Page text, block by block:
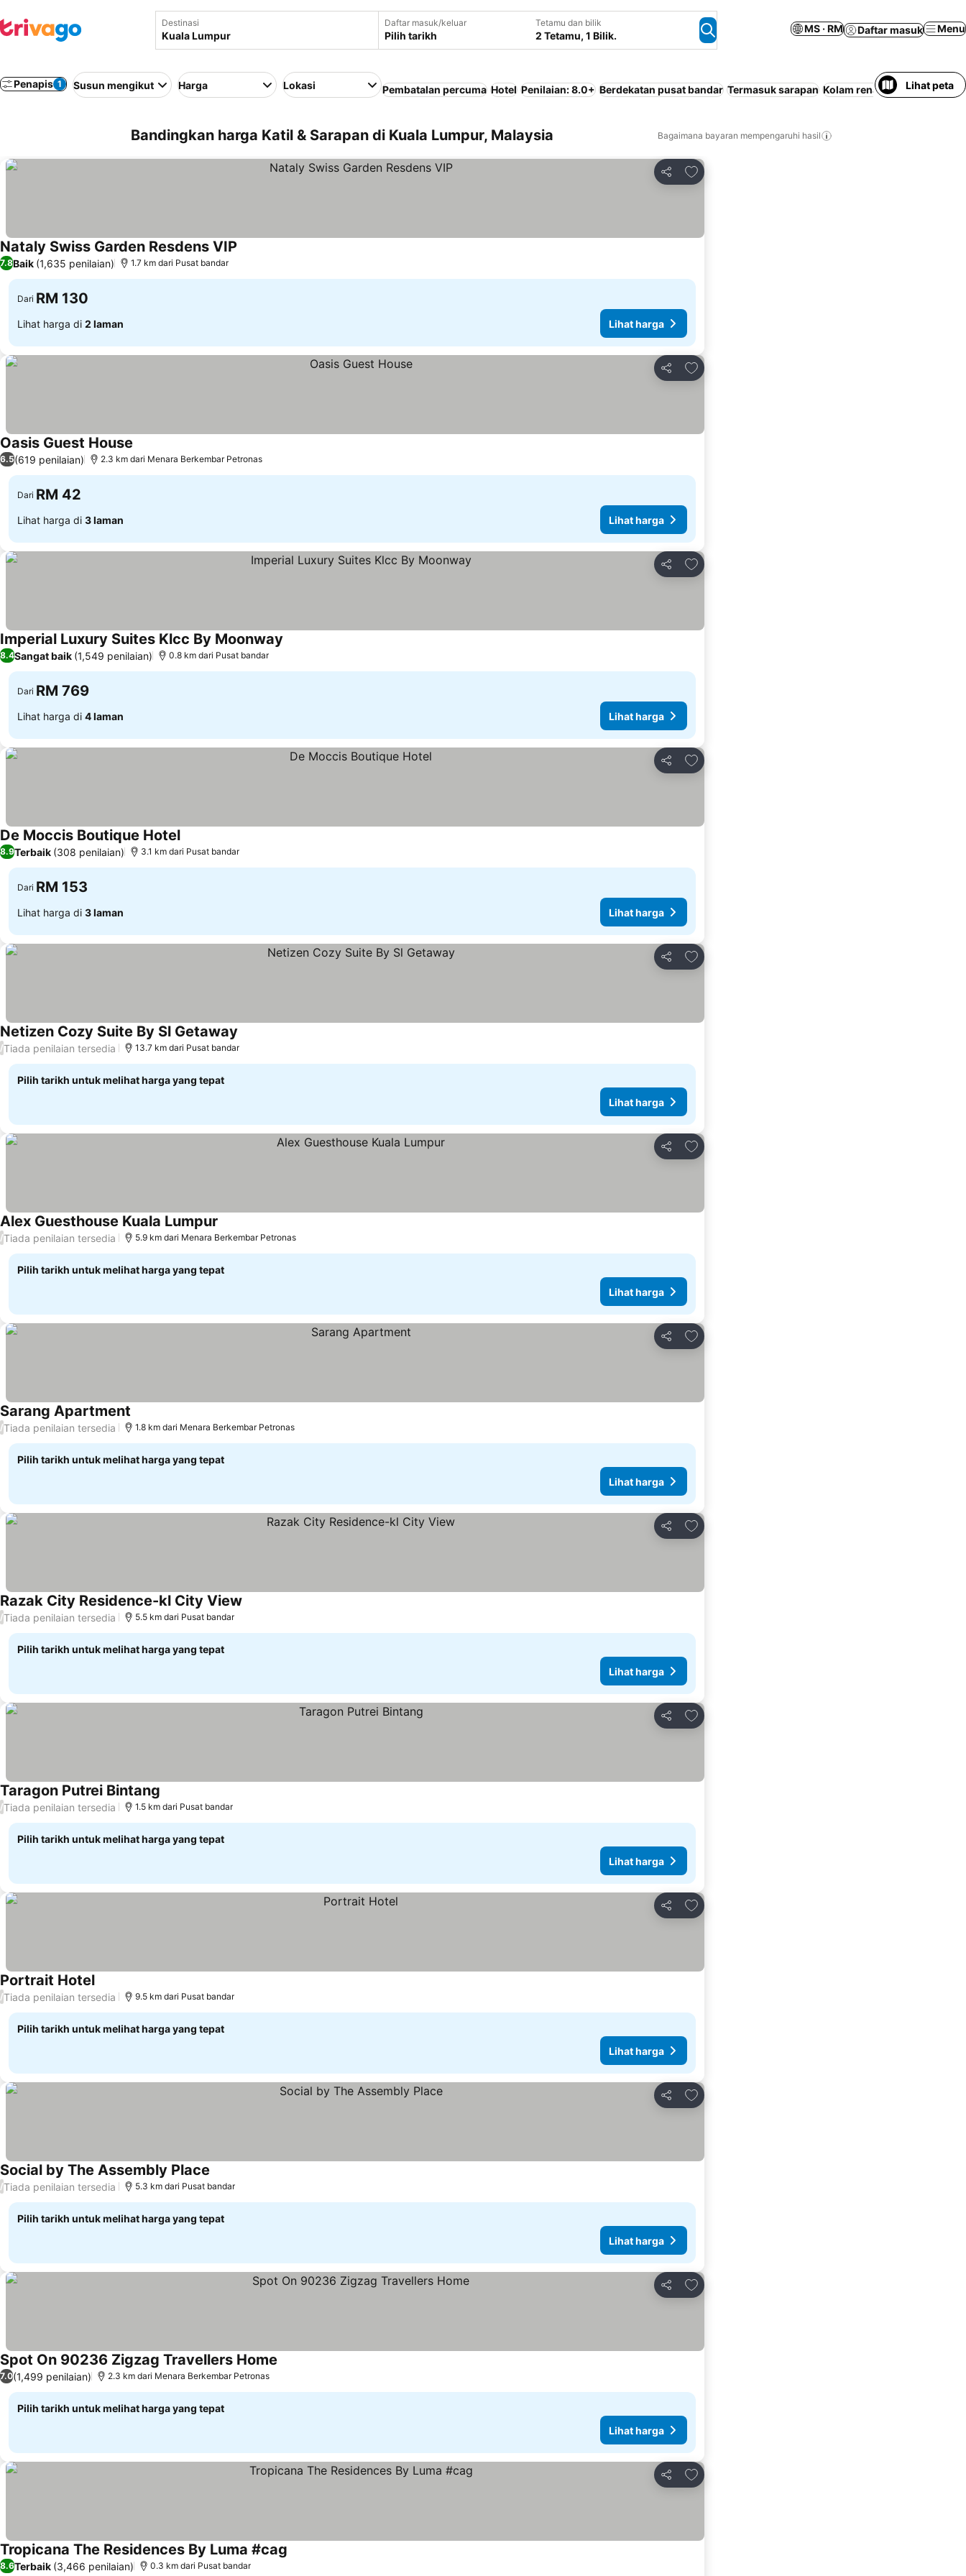
Destinasi Daftar masuk/keluar
Pilih tarikh
Tetamu dan bilik
2 Tetamu, 1 Bilik.
MS · RM Daftar masuk Menu
Penapis 1 Susun mengikut Harga Lokasi Pembatalan percuma Hotel Penilaian: 8.0+ Berdekatan pusat bandar Termasuk sarapan Kolam renang Pangsapuri
Lihat peta
Bandingkan harga Katil & Sarapan di Kuala Lumpur, Malaysia Bagaimana bayaran mempengaruhi hasil
Kongsi
Tambah ke favorit
Nataly Swiss Garden Resdens VIP
7.8Baik (1,635 penilaian) 1.7 km dari Pusat bandar
Dari RM 130
Lihat harga di 2 laman Lihat harga
Kongsi
Tambah ke favorit
Oasis Guest House
6.5(619 penilaian) 2.3 km dari Menara Berkembar Petronas
Dari RM 42
Lihat harga di 3 laman Lihat harga
Kongsi
Tambah ke favorit
Imperial Luxury Suites Klcc By Moonway
8.4Sangat baik (1,549 penilaian) 0.8 km dari Pusat bandar
Dari RM 769
Lihat harga di 4 laman Lihat harga
Kongsi
Tambah ke favorit
De Moccis Boutique HotelLihat harga
8.9Terbaik (308 penilaian) 3.1 km dari Pusat bandar
Dari RM 153
Lihat harga di 3 laman Lihat harga
Kongsi
Tambah ke favorit
Netizen Cozy Suite By Sl Getaway
/Tiada penilaian tersedia 13.7 km dari Pusat bandar
Pilih tarikh untuk melihat harga yang tepat
Lihat harga
Kongsi
Tambah ke favorit
Alex Guesthouse Kuala Lumpur
/Tiada penilaian tersedia 5.9 km dari Menara Berkembar Petronas
Pilih tarikh untuk melihat harga yang tepat
Lihat harga
Kongsi
Tambah ke favorit
Sarang ApartmentLihat harga
/Tiada penilaian tersedia 1.8 km dari Menara Berkembar Petronas
Pilih tarikh untuk melihat harga yang tepat
Lihat harga
Kongsi
Tambah ke favorit
Razak City Residence-kl City View
/Tiada penilaian tersedia 5.5 km dari Pusat bandar
Pilih tarikh untuk melihat harga yang tepat
Lihat harga
Kongsi
Tambah ke favorit
Taragon Putrei Bintang
/Tiada penilaian tersedia 1.5 km dari Pusat bandar
Pilih tarikh untuk melihat harga yang tepat
Lihat harga
Kongsi
Tambah ke favorit
Portrait HotelLihat harga
/Tiada penilaian tersedia 9.5 km dari Pusat bandar
Pilih tarikh untuk melihat harga yang tepat
Lihat harga
Kongsi
Tambah ke favorit
Social by The Assembly Place
/Tiada penilaian tersedia 5.3 km dari Pusat bandar
Pilih tarikh untuk melihat harga yang tepat
Lihat harga
Kongsi
Tambah ke favorit
Spot On 90236 Zigzag Travellers Home
7.0(1,499 penilaian) 2.3 km dari Menara Berkembar Petronas
Pilih tarikh untuk melihat harga yang tepat
Lihat harga
Kongsi
Tambah ke favorit
Tropicana The Residences By Luma #cag
8.6Terbaik (3,466 penilaian) 0.3 km dari Pusat bandar